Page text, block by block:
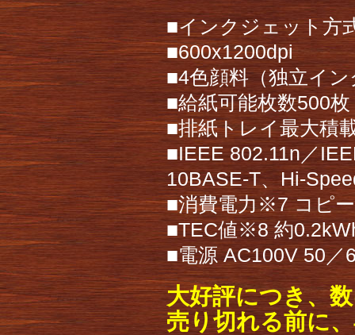
■インクジェット方
■600x1200dpi
■4色顔料（独立イ
■給紙可能枚数500
■排紙トレイ最大積
■IEEE 802.11n／
10BASE-T、Hi-
■消費電力※7 コピ
■TEC値※8 約
■電源 AC100V 50／
大好評につき、
売り切れる前に